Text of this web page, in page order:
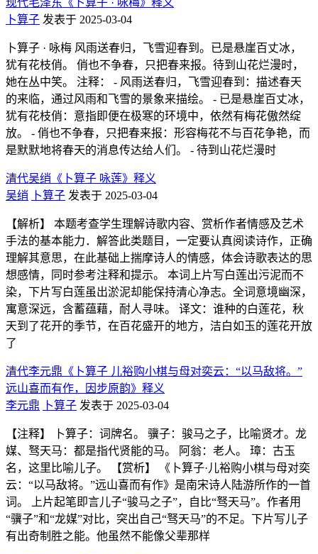
现代毛泽东《卜算子 · 咏梅》释义
卜算子 发表于 2025-03-04
卜算子 · 咏梅 风雨送春归，飞雪迎春到。已是悬崖百丈冰，
犹有花枝俏。 俏也不争春，只把春来报。待到山花烂漫时，
她在丛中笑。 注释： - 风雨送春归，飞雪迎春到：描述春天
的来临，通过风雨和飞雪的景象来描绘。 - 已是悬崖百丈冰，
犹有花枝俏：意指即便在极寒的环境中，依然有梅花傲然绽
放。 - 俏也不争春，只把春来报：形容梅花不与百花争艳，而
是默默地将春天的消息传达给人们。 - 待到山花烂漫时
清代吴绡《卜算子 咏莲》释义
吴绡
卜算子 发表于 2025-03-04
【解析】 本题考查学生理解诗歌内容、赏析作者情感及艺术
手法的基本能力．解答此类题目，一定要认真阅读诗作，正确
理解其意思，在此基础上揣摩诗人的情感，体会诗歌表达的思
想感情，同时参考注释和提示。 本词上片写白莲出污泥而不
染，下片写白莲虽出淤泥却能保持清心净志。全词意境幽深，
寓意深远，含蓄蕴藉，耐人寻味。 译文：谁种的白莲花，秋
天到了花开的季节，在百花盛开的地方，洁白如玉的莲花开放
了
清代李元鼎《卜算子 儿裕购小棋与母对奕云：“以马敌将。”
远山喜而有作，因步原韵》释义
李元鼎
卜算子 发表于 2025-03-04
【注释】 卜算子：词牌名。 骥子：骏马之子，比喻贤才。龙
媒、驽天马：都是指代贤能的马。 阿翁：老人。 璋：古玉
名，这里比喻儿子。 【赏析】 《卜算子·儿裕购小棋与母对奕
云：“以马敌将。”远山喜而有作》是南宋诗人陆游所作的一首
词。 上片起笔即言儿子“骏马之子”，自比“驽天马”。作者用
“骥子”和“龙媒”对比，突出自己“驽天马”的不足。下片写儿子
有出奇制胜之能。他虽然不能像父辈那样